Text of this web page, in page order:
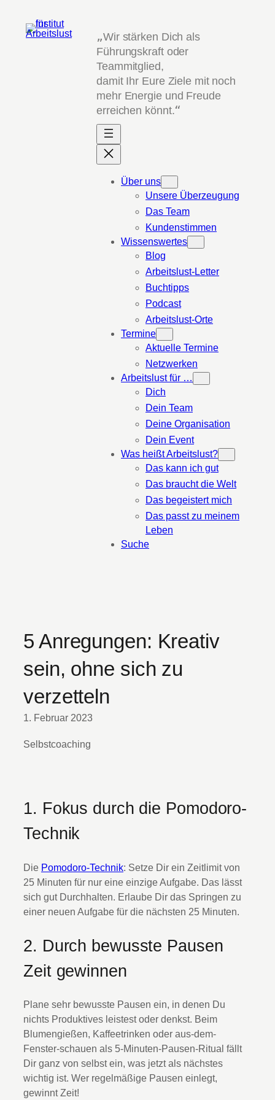
Inhalt
springen
„Wir stärken Dich als
Führungskraft oder
Teammitglied,
damit Ihr Eure Ziele mit noch
mehr Energie und Freude
erreichen könnt.“
Über uns
Unsere Überzeugung
Das Team
Kundenstimmen
Wissenswertes
Blog
Arbeitslust-Letter
Buchtipps
Podcast
Arbeitslust-Orte
Termine
Aktuelle Termine
Netzwerken
Arbeitslust für …
Dich
Dein Team
Deine Organisation
Dein Event
Was heißt Arbeitslust?
Das kann ich gut
Das braucht die Welt
Das begeistert mich
Das passt zu meinem
Leben
Suche
5 Anregungen: Kreativ
sein, ohne sich zu
verzetteln
1. Februar 2023
Selbstcoaching
1. Fokus durch die Pomodoro-
Technik
Die Pomodoro-Technik: Setze Dir ein Zeitlimit von
25 Minuten für nur eine einzige Aufgabe. Das lässt
sich gut Durchhalten. Erlaube Dir das Springen zu
einer neuen Aufgabe für die nächsten 25 Minuten.
2. Durch bewusste Pausen
Zeit gewinnen
Plane sehr bewusste Pausen ein, in denen Du
nichts Produktives leistest oder denkst. Beim
Blumengießen, Kaffeetrinken oder aus-dem-
Fenster-schauen als 5-Minuten-Pausen-Ritual fällt
Dir ganz von selbst ein, was jetzt als nächstes
wichtig ist. Wer regelmäßige Pausen einlegt,
gewinnt Zeit!